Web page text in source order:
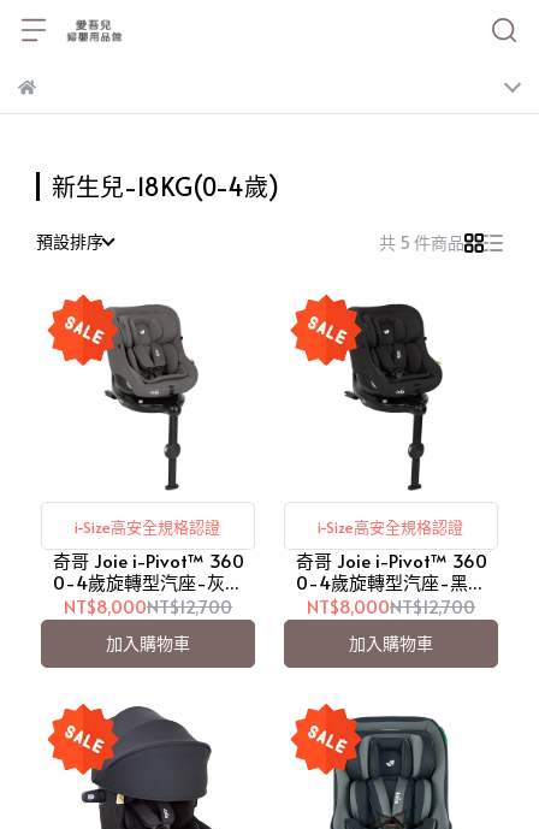
新生兒-18KG(0-4歲)
預設排序 共 5 件商品
i-Size高安全規格認證
奇哥 Joie i-Pivot™ 360
0-4歲旋轉型汽座-灰色
【愛吾兒】
NT$8,000NT$12,700
加入購物車
i-Size高安全規格認證
奇哥 Joie i-Pivot™ 360
0-4歲旋轉型汽座-黑色
【愛吾兒】
NT$8,000NT$12,700
加入購物車